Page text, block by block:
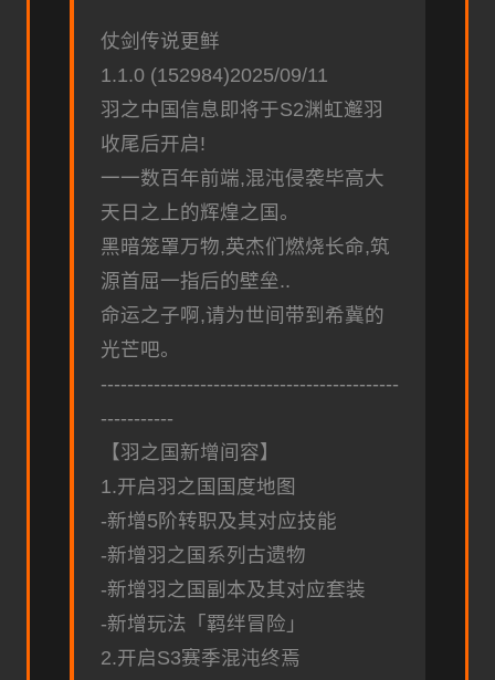
仗剑传说更鲜
1.1.0 (152984)2025/09/11
羽之中国信息即将于S2渊虹邂羽
收尾后开启!
一一数百年前端,混沌侵袭毕高大
天日之上的辉煌之国。
黑暗笼罩万物,英杰们燃烧长命,筑
源首屈一指后的壁垒..
命运之子啊,请为世间带到希冀的
光芒吧。
---------------------------------------------
-----------
【羽之国新增间容】
1.开启羽之国国度地图
-新增5阶转职及其对应技能
-新增羽之国系列古遗物
-新增羽之国副本及其对应套装
-新增玩法「羁绊冒险」
2.开启S3赛季混沌终焉